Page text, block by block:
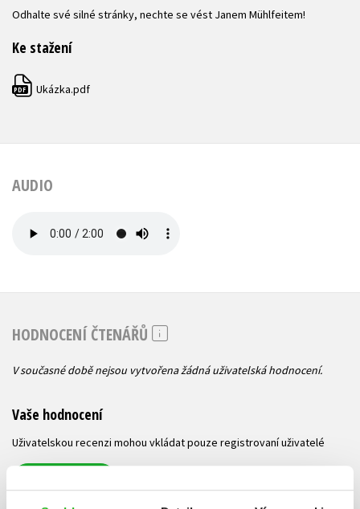
Odhalte své silné stránky, nechte se vést Janem Mühlfeitem!
Ke stažení
PDF Ukázka.pdf
AUDIO
HODNOCENÍ ČTENÁŘŮ
V současné době nejsou vytvořena žádná uživatelská hodnocení.
Vaše hodnocení
Uživatelskou recenzi mohou vkládat pouze registrovaní uživatelé